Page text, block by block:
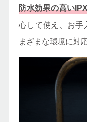
防水効果の高い
心して使え、お手
まざまな環境に対